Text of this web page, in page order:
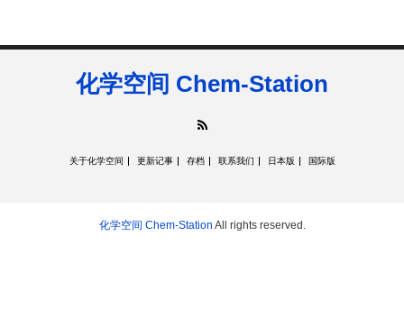
化学空间 Chem-Station
关于化学空间 更新记事 存档 联系我们 日本版 国际版
化学空间 Chem-Station All rights reserved.